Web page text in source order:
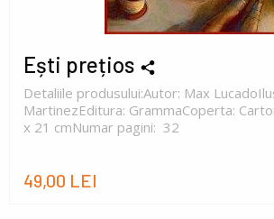
Ești prețios
Detaliile produsului:Autor: Max
MartinezEditura: GrammaCoperta:
x 21 cmNumar pagini: 32
49,00 LEI